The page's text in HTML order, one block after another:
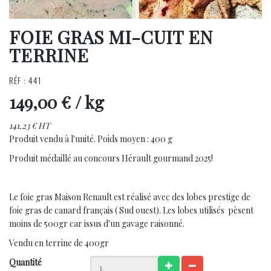
FOIE GRAS MI-CUIT EN
TERRINE
RÉF : 441
149,00 € / kg
141,23 € HT
Produit vendu à l'unité. Poids moyen : 400 g
Produit médaillé au concours Hérault gourmand 2025!
Le foie gras Maison Renault est réalisé avec des lobes prestige de
foie gras de canard français ( Sud ouest). Les lobes utilisés pèsent
moins de 500gr car issus d'un gavage raisonné.
Vendu en terrine de 400gr
Quantité